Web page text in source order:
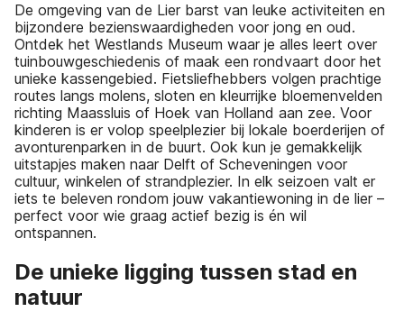
De omgeving van de Lier barst van leuke activiteiten en
bijzondere bezienswaardigheden voor jong en oud.
Ontdek het Westlands Museum waar je alles leert over
tuinbouwgeschiedenis of maak een rondvaart door het
unieke kassengebied. Fietsliefhebbers volgen prachtige
routes langs molens, sloten en kleurrijke bloemenvelden
richting Maassluis of Hoek van Holland aan zee. Voor
kinderen is er volop speelplezier bij lokale boerderijen of
avonturenparken in de buurt. Ook kun je gemakkelijk
uitstapjes maken naar Delft of Scheveningen voor
cultuur, winkelen of strandplezier. In elk seizoen valt er
iets te beleven rondom jouw vakantiewoning in de lier –
perfect voor wie graag actief bezig is én wil
ontspannen.
De unieke ligging tussen stad en
natuur